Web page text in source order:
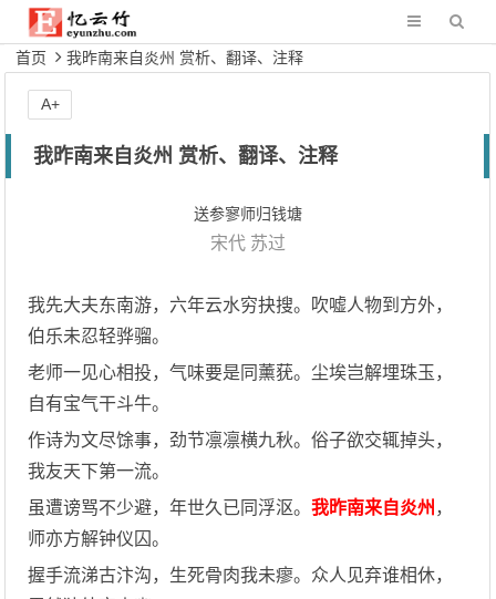
首页 我昨南来自炎州 赏析、翻译、注释
我昨南来自炎州 赏析、翻译、注释
送参寥师归钱塘
宋代 苏过
我先大夫东南游，六年云水穷抉搜。吹嘘人物到方外，
伯乐未忍轻骅骝。
老师一见心相投，气味要是同薰莸。尘埃岂解埋珠玉，
自有宝气干斗牛。
作诗为文尽馀事，劲节凛凛横九秋。俗子欲交辄掉头，
我友天下第一流。
虽遭谤骂不少避，年世久已同浮沤。我昨南来自炎州 ，
师亦方解钟仪囚。
握手流涕古汴沟，生死骨肉我未瘳。众人见弃谁相休，
A+